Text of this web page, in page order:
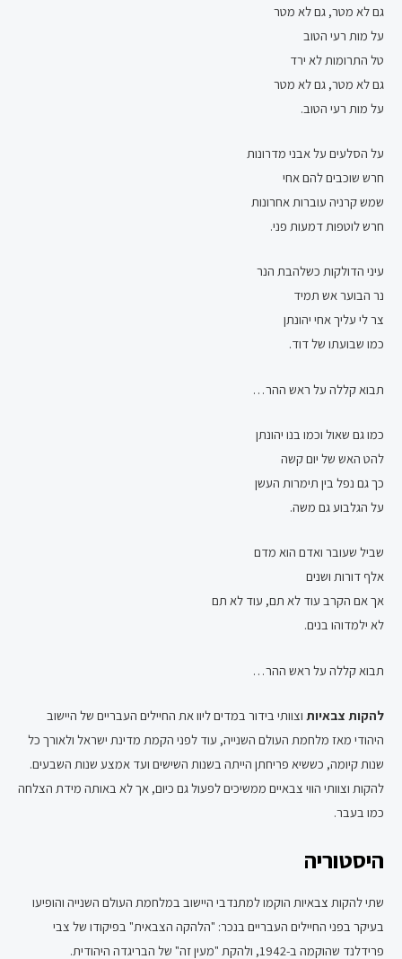
גם לא מטר, גם לא מטר
על מות רעי הטוב
טל התרומות לא ירד
גם לא מטר, גם לא מטר
על מות רעי הטוב.
על הסלעים על אבני מדרונות
חרש שוכבים להם אחי
שמש קרניה עוברות אחרונות
חרש לוטפות דמעות פני.
עיני הדולקות כשלהבת הנר
נר הבוער אש תמיד
צר לי עליך אחי יהונתן
כמו שבועתו של דוד.
תבוא קללה על ראש ההר…
כמו גם שאול וכמו בנו יהונתן
להט האש של יום קשה
כך גם נפל בין תימרות העשן
על הגלבוע גם משה.
שביל שעובר ואדם הוא מדם
אלף דורות ושנים
אך אם הקרב עוד לא תם, עוד לא תם
לא ילמדוהו בנים.
תבוא קללה על ראש ההר…
להקות צבאיות וצוותי בידור במדים ליוו את החיילים העבריים של היישוב
היהודי מאז מלחמת העולם השנייה, עוד לפני הקמת מדינת ישראל ולאורך כל
שנות קיומה, כששיא פריחתן הייתה בשנות השישים ועד אמצע שנות השבעים.
להקות וצוותי הווי צבאיים ממשיכים לפעול גם כיום, אך לא באותה מידת הצלחה
כמו בעבר.
היסטוריה
שתי להקות צבאיות הוקמו למתנדבי היישוב במלחמת העולם השנייה והופיעו
בעיקר בפני החיילים העבריים בנכר: "הלהקה הצבאית" בפיקודו של צבי
פרידלנד שהוקמה ב-1942, ולהקת "מעין זה" של הבריגדה היהודית.